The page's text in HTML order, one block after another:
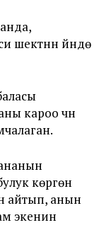
үйүндө
кароо үчүн
көргөн
айтып, анын
экенин